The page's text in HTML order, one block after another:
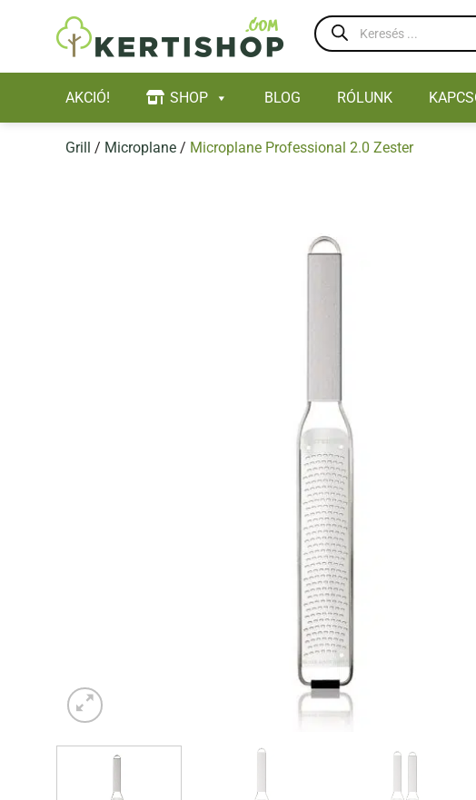
Products
search
AKCIÓ! SHOP BLOG RÓLUNK
Grill / Microplane / Microplane Professional 2.0 Zester